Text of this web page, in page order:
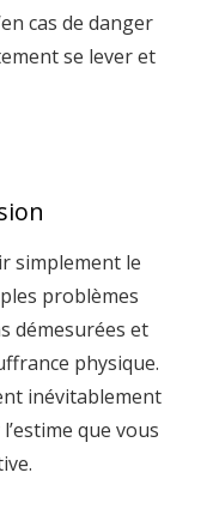
cas de danger
se lever et
simplement le
problèmes
démesurées et
physique.
inévitablement
que vous